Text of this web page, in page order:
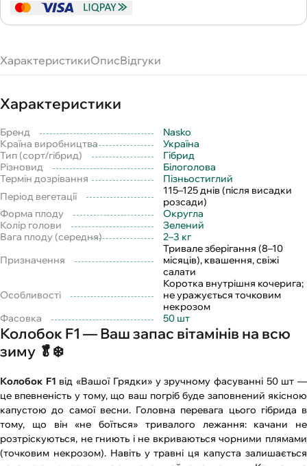
ХарактеристикиОписВідгуки
Характеристики
Бренд
Nasko
Країна виробництва
Україна
Тип (сорт/гібрид)
Гібрид
Різновид
Білоголова
Термін дозрівання
Пізньостиглий
Період вегетації
115–125 днів (після висадки
розсади)
Форма плоду
Округла
Колір голови
Зелений
Вага плоду (середня)
2–3 кг
Призначення
Тривале зберігання (8–10
місяців), квашення, свіжі
салати
Особливості
Коротка внутрішня кочерига;
не уражується точковим
некрозом
Фасовка
50 шт
Колобок F1 — Ваш запас вітамінів на всю
зиму 🥬❄️
Колобок F1 від «Вашої Грядки» у зручному фасуванні 50 шт —
це впевненість у тому, що ваш погріб буде заповнений якісною
капустою до самої весни. Головна перевага цього гібрида в
тому, що він «не боїться» тривалого лежання: качани не
розтріскуються, не гниють і не вкриваються чорними плямами
(точковим некрозом). Навіть у травні ця капуста залишається